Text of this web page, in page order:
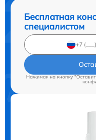
Бесплатная
специалистом
Нажимая на кнопку